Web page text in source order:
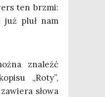
ten brzmi:
pluł nam
zna­leźć
„Roty”,
sło­wa